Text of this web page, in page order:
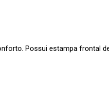
Possui estampa frontal